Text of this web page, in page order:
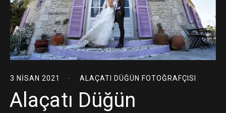
3 NISAN 2021 ALAÇATI DÜĞÜN FOTOĞRAFÇISI
Alaçatı Düğün